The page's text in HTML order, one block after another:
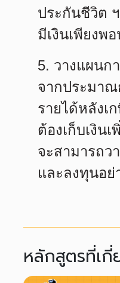
ประกันชีวิต ฯ
มีเงินเพียงพ
5. วางแผนก
จากประมาณ
รายได้หลังเ
ต้องเก็บเงิน
จะสามารถว
และลงทุนอย่
หลักสูตรที่เกี่